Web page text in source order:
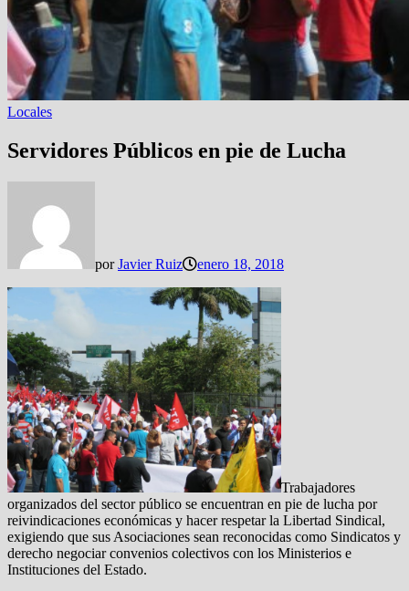
Locales
Servidores Públicos en pie de Lucha
porJavier Ruiz enero 18, 2018
Trabajadores
organizados del sector público se encuentran en pie de lucha por
reivindicaciones económicas y hacer respetar la Libertad Sindical,
exigiendo que sus Asociaciones sean reconocidas como Sindicatos y
derecho negociar convenios colectivos con los Ministerios e
Instituciones del Estado.